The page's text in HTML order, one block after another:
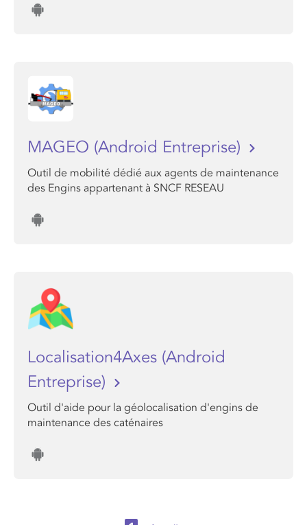
MAGEO (Android Entreprise)
Outil de mobilité dédié aux agents de maintenance
des Engins appartenant à SNCF RESEAU
Localisation4Axes (Android
Entreprise)
Outil d'aide pour la géolocalisation d'engins de
maintenance des caténaires